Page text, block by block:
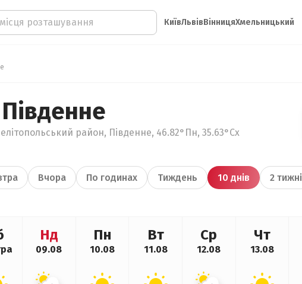
КиївЛьвівВінницяХмельницький
район, Південне, 46.82°Пн, 35.63°Сх
Вчора По годинах Тиждень 10 днів 2 тижні
Нд
09.08
Пн
10.08
Вт
11.08
Ср
12.08
Чт
13.08